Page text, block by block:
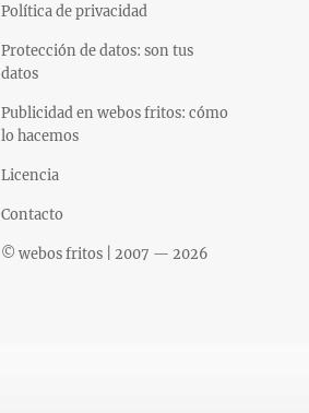
Política de privacidad
Protección de datos: son tus
datos
Publicidad en webos fritos: cómo
lo hacemos
Licencia
Contacto
© webos fritos | 2007 — 2026